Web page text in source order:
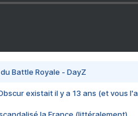
Battle Royale - DayZ
existait il y a 13 ans (et vous